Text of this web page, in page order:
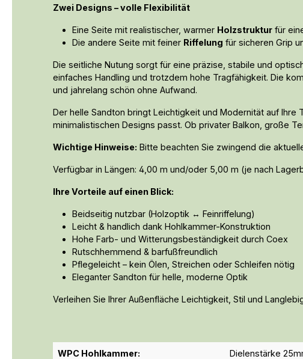
Zwei Designs – volle Flexibilität
Eine Seite mit realistischer, warmer Holzstruktur für
Die andere Seite mit feiner Riffelung für sicheren Grip
Die seitliche Nutung sorgt für eine präzise, stabile und
einfaches Handling und trotzdem hohe Tragfähigkeit. Die
und jahrelang schön ohne Aufwand.
Der helle Sandton bringt Leichtigkeit und Modernität auf
minimalistischen Designs passt. Ob privater Balkon, große
Wichtige Hinweise: Bitte beachten Sie zwingend die
Verfügbar in Längen: 4,00 m und/oder 5,00 m (je nach
Ihre Vorteile auf einen Blick:
Beidseitig nutzbar (Holzoptik ↔ Feinriffelung)
Leicht & handlich dank Hohlkammer-Konstruktion
Hohe Farb- und Witterungsbeständigkeit durch Coex
Rutschhemmend & barfußfreundlich
Pflegeleicht – kein Ölen, Streichen oder Schleifen nötig
Eleganter Sandton für helle, moderne Optik
Verleihen Sie Ihrer Außenfläche Leichtigkeit, Stil und
WPC Hohlkammer: Dielenstärke